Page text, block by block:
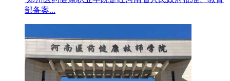
部备案...